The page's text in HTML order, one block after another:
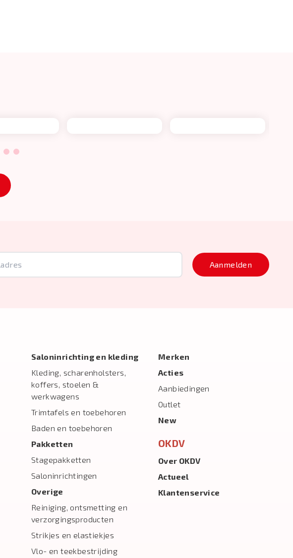
11 12
Aanmelden
Salon­inrichting en kleding
Kleding, scharenholsters,
koffers, stoelen &
werkwagens
Trimtafels en toebehoren
Baden en toebehoren
Pakketten
Stagepakketten
Saloninrichtingen
Overige
Reiniging, ontsmetting en
verzorgingsproducten
Strikjes en elastiekjes
Vlo- en teekbestrijding
Merken
Acties
Aanbiedingen
Outlet
New
OKDV
Over OKDV
Actueel
Klantenservice